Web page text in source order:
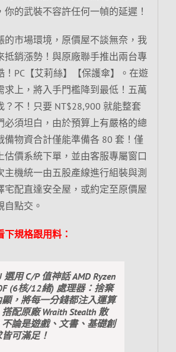
你的武裝不容許任何一幀的延遲！
的市場環境，原價屋不談無奈，我
抵銷漲勢！與原廠聯手推出兩台專
！PC【艾莉絲】【保護傘】。在遊
求上，將入手門檻降到最低！五萬
？不！只要 NT$28,900 就能整套
必須坦白，由於預算上有嚴格的總
備物資合計僅能準備各 80 套！僅
估價系統下單，並由客服專屬窗口
主機統一由五股產線進行組裝與測
宅配直達安全屋，或約定至原價屋
自點交。
規格跟用料：
選用 C/P 值神話 AMD Ryzen
(6核/12緒) 處理器：捨棄
，將每一分錢都注入運算
配原廠 Wraith Stealth 散
論是遊戲、文書、基礎創
可滿足！